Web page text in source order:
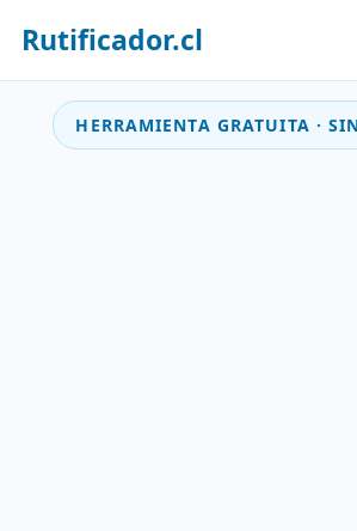
Rutificador.cl
HERRAMIENTA GRATUITA ·